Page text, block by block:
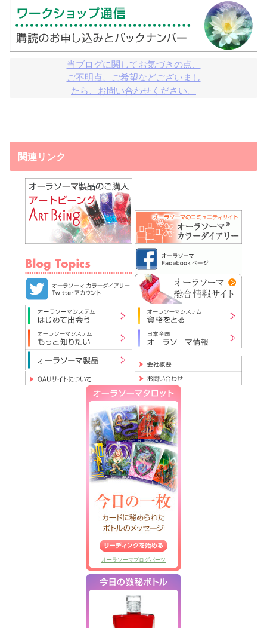
当ブログに関してお気づきの点、
ご不明点、ご希望などございまし
たら、お問い合わせください。
関連リンク